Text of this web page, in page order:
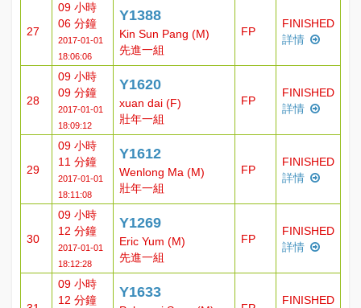
27
09 小時
06 分鐘
2017-01-01
18:06:06
Y1388
Kin Sun Pang (M)
先進一組
FP
FINISHED
詳情
28
09 小時
09 分鐘
2017-01-01
18:09:12
Y1620
xuan dai (F)
壯年一組
FP
FINISHED
詳情
29
09 小時
11 分鐘
2017-01-01
18:11:08
Y1612
Wenlong Ma (M)
壯年一組
FP
FINISHED
詳情
30
09 小時
12 分鐘
2017-01-01
18:12:28
Y1269
Eric Yum (M)
先進一組
FP
FINISHED
詳情
09 小時
12 分鐘
Y1633
FINISHED